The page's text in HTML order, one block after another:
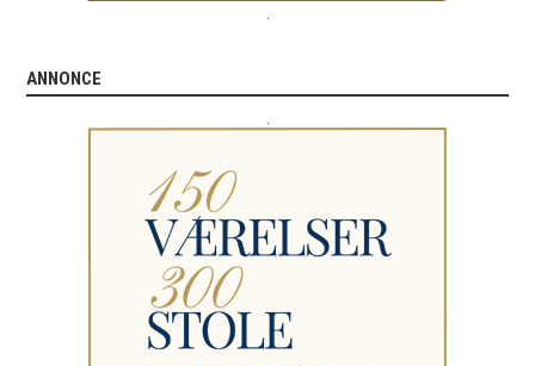
ANNONCE